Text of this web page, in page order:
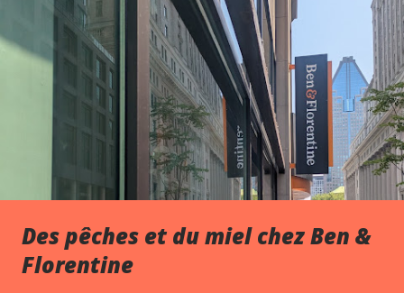
Des pêches et du miel chez Ben &
Florentine